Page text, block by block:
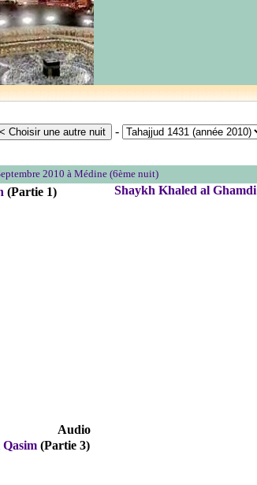
-
2010 à Médine (6ème nuit)
(Partie 1)
Audio
Shaykh Khaled al Ghamdi
(Partie 3)